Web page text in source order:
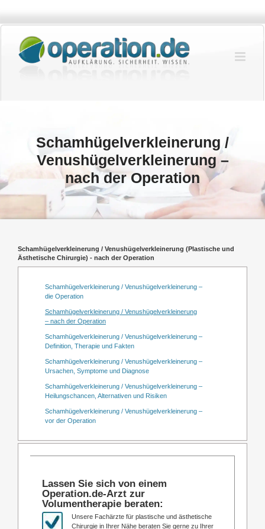
springen
Schamhügelverkleinerung /
Venushügelverkleinerung –
nach der Operation
Schamhügelverkleinerung / Venushügelverkleinerung (Plastische und
Ästhetische Chirurgie) - nach der Operation
Schamhügelverkleinerung / Venushügelverkleinerung –
die Operation
Schamhügelverkleinerung / Venushügelverkleinerung
– nach der Operation
Schamhügelverkleinerung / Venushügelverkleinerung –
Definition, Therapie und Fakten
Schamhügelverkleinerung / Venushügelverkleinerung –
Ursachen, Symptome und Diagnose
Schamhügelverkleinerung / Venushügelverkleinerung –
Heilungschancen, Alternativen und Risiken
Schamhügelverkleinerung / Venushügelverkleinerung –
vor der Operation
Lassen Sie sich von einem
Operation.de-Arzt zur
Volumentherapie beraten:
Unsere Fachärzte für plastische und ästhetische
Chirurgie in Ihrer Nähe beraten Sie gerne zu Ihrer